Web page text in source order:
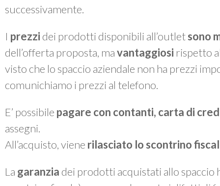
successivamente.
I prezzi dei prodotti disponibili all’outletsono
dell’offerta proposta, mavantaggiosi rispetto
visto che lo spaccio aziendale non ha prezzi
comunichiamo i prezzi al telefono.
E’ possibile pagare con contanti, carta di
assegni.
All’acquisto, viene rilasciato lo scontrino
La garanzia dei prodotti acquistati allo spaccio